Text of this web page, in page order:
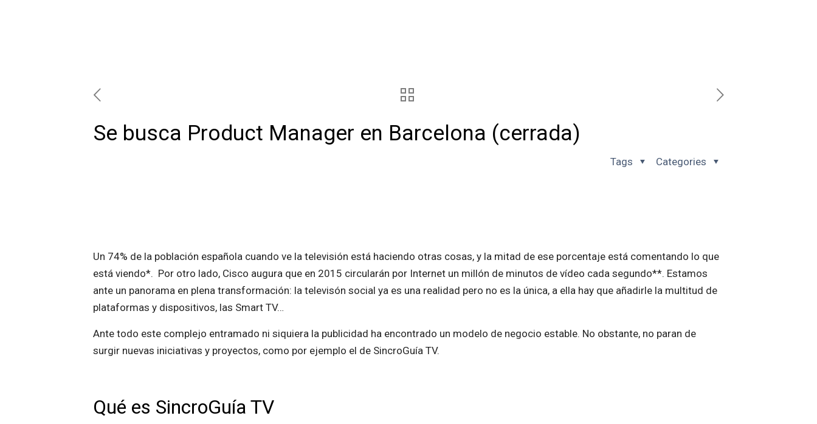
Se busca Product Manager en Barcelona (cerrada)
Categories
Tags
Un 74% de la población española cuando ve la televisión está haciendo otras cosas, y la mitad de ese porcentaje está comentando lo que
está viendo*. Por otro lado, Cisco augura que en 2015 circularán por Internet un millón de minutos de vídeo cada segundo**. Estamos
ante un panorama en plena transformación: la televisón social ya es una realidad pero no es la única, a ella hay que añadirle la multitud de
plataformas y dispositivos, las Smart TV…
Ante todo este complejo entramado ni siquiera la publicidad ha encontrado un modelo de negocio estable. No obstante, no paran de
surgir nuevas iniciativas y proyectos, como por ejemplo el de SincroGuía TV.
Qué es SincroGuía TV